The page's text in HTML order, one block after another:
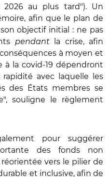
au plus tard"). Un
afin que le plan de
objectif initial : ne pas
pendantla crise, afin
conséquences à moyen et
à la covid-19 dépendront
avec laquelle les
des États membres se
souligne le règlement
pour suggérer
des fonds non
vers le pilier de
et inclusive, afin de